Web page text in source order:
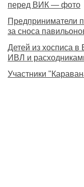
перед ВИК — фото
Предприниматели
за сноса
Детей из хосписа
ИВЛ и
Участники